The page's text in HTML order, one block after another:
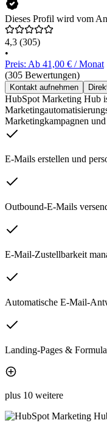
Dieses Profil wird vom
4,3 (305)
•
Preis: Ab 41,00 € / Monat
(305 Bewertungen)
Kontakt aufnehmen
HubSpot Marketing Hub
Marketingkampagnen
E-Mails erstellen und
Outbound-E-Mails
E-Mail-Zustellbarkeit
Automatische E-Mail-
Landing-Pages &
plus 10 weitere